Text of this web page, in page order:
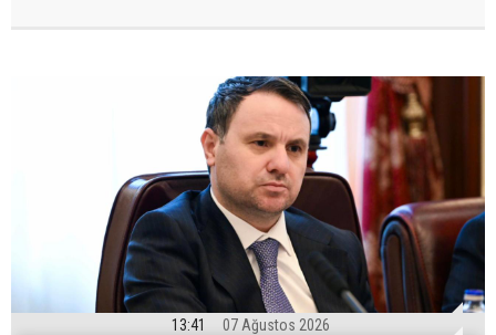
13:41 07 Ağustos 2026